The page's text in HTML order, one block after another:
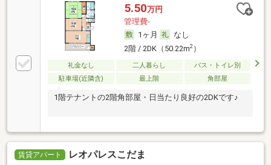
5.50万円
管理費-
1ヶ月
なし
2階 / 2DK（50.22m2）
礼金なし 二人暮らし
バス・トイレ別
駐車場(近隣含)
最上階 角部屋
1階テナントの2階角部屋・日当たり良好の2DKです♪
賃貸アパート レオパレスこだま